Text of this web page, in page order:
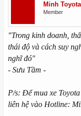
Minh Toyota
Member
"Trong kinh doanh,
thái độ và cách suy
nghĩ đó"
- Sưu Tầm -
P/s: Để mua xe
liên hệ vào Hotline: